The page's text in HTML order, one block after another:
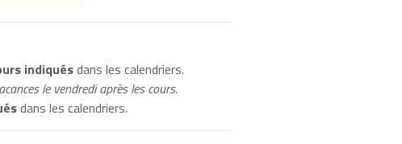
indiquésdans les calendriers.
le vendredi après les cours.
dans les calendriers.